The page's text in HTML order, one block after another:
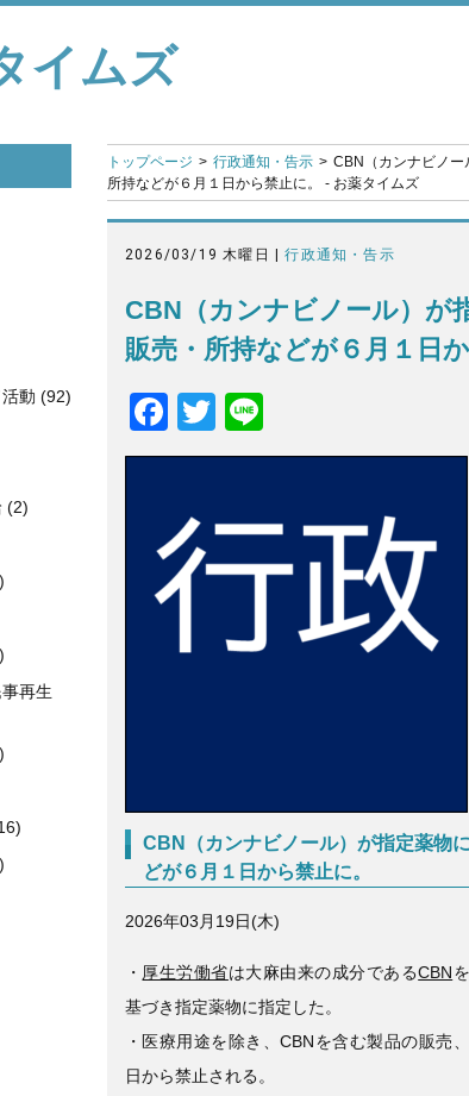
イムズ
トップページ 行政通知・告示
CBN（カンナビノー
所持などが６月１日から禁止に。 - お薬タイムズ
2026/03/19 木曜日 |行政通知・告示
CBN（カンナビノール）が
販売・所持などが６月１日か
F
a
e
b
o
T
wi
er
n
CBN（カンナビノール）が指定薬物
どが６月１日から禁止に。
2026年03月19日(木)
・ 厚生労働省は大麻由来の成分であるCBN
基づき指定薬物に指定した。
・医療用途を除き、CBNを含む製品の販売
日から禁止される。
動 (92)
(2)
再生